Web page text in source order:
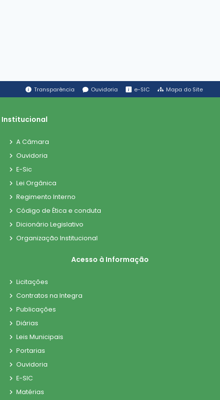
Transparência Ouvidoria e-SIC Mapa do Site
Institucional
A Câmara
Ouvidoria
E-Sic
Lei Orgânica
Regimento Interno
Código de Ética e conduta
Dicionário Legislativo
Organização Institucional
Acesso à Informação
Licitações
Contratos na Integra
Publicações
Diárias
Leis Municipais
Portarias
Ouvidoria
E-SIC
Matérias